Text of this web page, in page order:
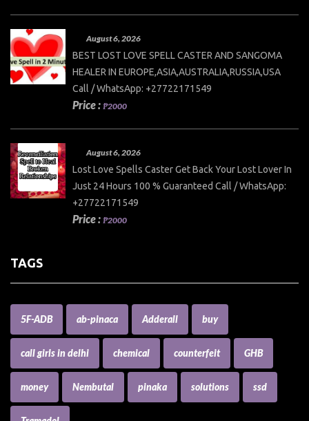
August 6, 2026
BEST LOST LOVE SPELL CASTER AND SANGOMA
HEALER IN EUROPE,ASIA,AUSTRALIA,RUSSIA,USA
Call / WhatsApp: +27722171549
Price : ₱2000
August 6, 2026
Lost Love Spells Caster Get Back Your Lost Lover In
Just 24 Hours 100 % Guaranteed Call / WhatsApp:
+27722171549
Price : ₱2000
TAGS
5F-ADB ab-pinaca Adderall buy
call girls in delhi chemical counterfeit GHB
money Nembutal pinaka solutions ssd